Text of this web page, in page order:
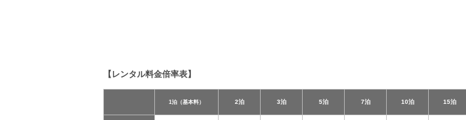
【レンタル料金倍率表】
1泊（基本料） 2泊 3泊 5泊 7泊 10泊 15泊